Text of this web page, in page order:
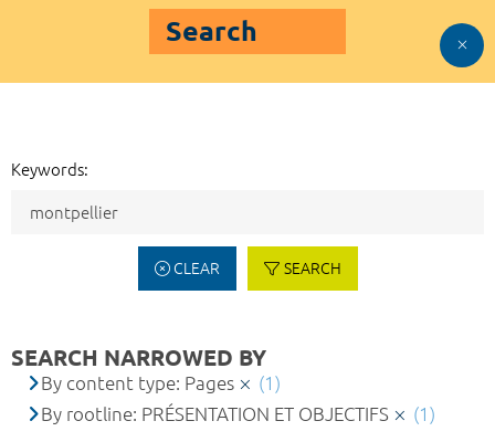
Search
Keywords:
CLEAR SEARCH
SEARCH NARROWED BY
By content type: Pages
(1)
By rootline: PRÉSENTATION ET OBJECTIFS
(1)